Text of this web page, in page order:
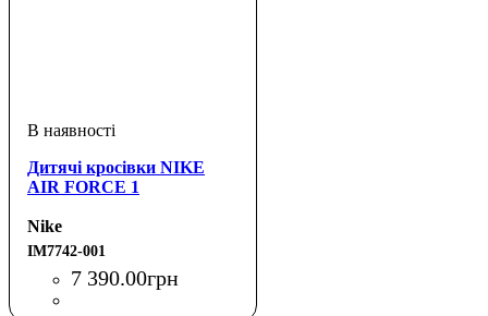
Дитячі кросівки NIKE
AIR FORCE 1
Nike
IM7742-001
7 390.00грн